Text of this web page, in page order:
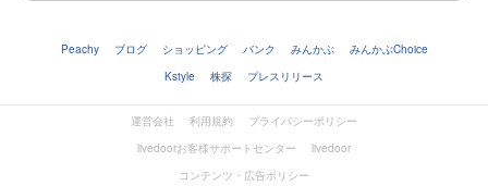
Peachy ブログ ショッピング バンク みんかぶ
みんかぶChoice
Kstyle
株探 プレスリリース
運営会社 利用規約
プライバシーポリシー
livedoorお客様サポートセンター
livedoor
コンテンツ・広告ポリシー